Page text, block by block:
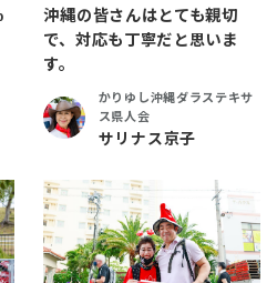
沖縄の皆さんはとても親切
で、対応も丁寧だと思いま
す。
かりゆし沖縄ダラステキサ
ス県人会
サリナス京子